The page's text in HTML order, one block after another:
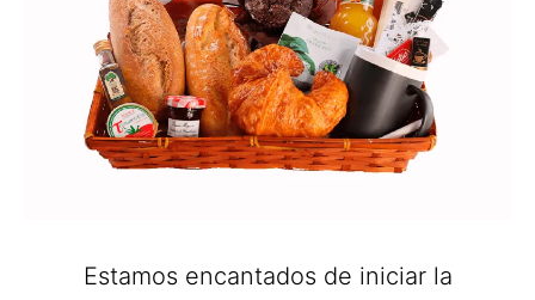
Estamos encantados de iniciar la